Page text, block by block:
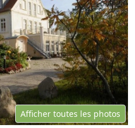
Afficher toutes les photos